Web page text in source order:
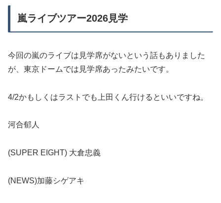
嵐ライブツアー2026見学
今回の嵐のライブは見学席がないという話もありました
が、東京ドームでは見学席あったみたいです。
4/2かもしくはラストでも上田くん行けるといいですね。
河合郁人
(SUPER EIGHT) 大倉忠義
(NEWS)加藤シゲアキ